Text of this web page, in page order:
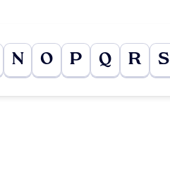
N O P Q R S